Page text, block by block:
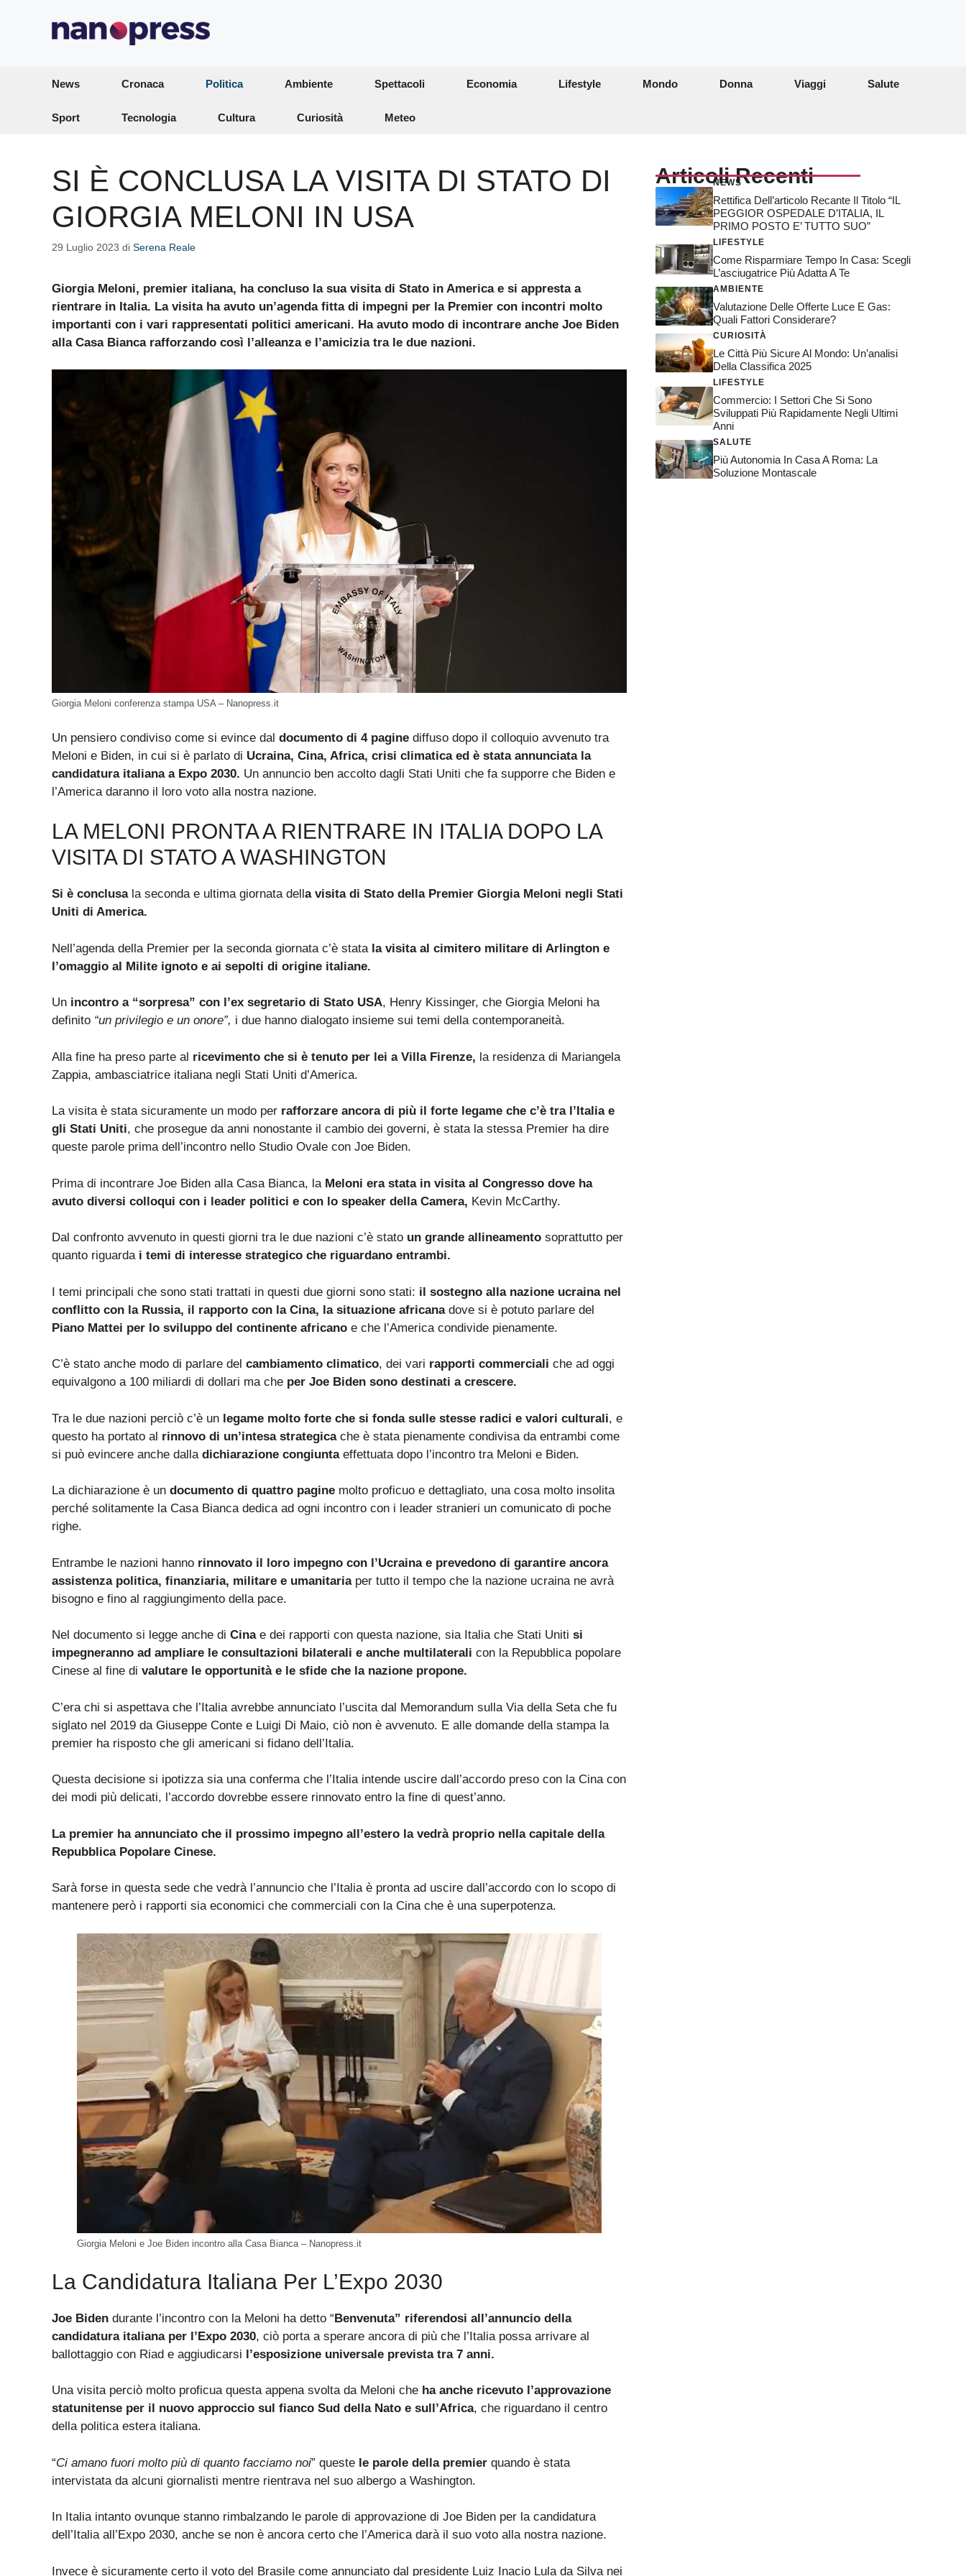
News Cronaca Politica Ambiente Spettacoli Economia Lifestyle Mondo Donna Viaggi Salute
Sport Tecnologia Cultura Curiosità Meteo
SI È CONCLUSA LA VISITA DI STATO DI
GIORGIA MELONI IN USA
29 Luglio 2023 di Serena Reale
Giorgia Meloni, premier italiana, ha concluso la sua visita di Stato in America e si appresta a
rientrare in Italia. La visita ha avuto un’agenda fitta di impegni per la Premier con incontri molto
importanti con i vari rappresentati politici americani. Ha avuto modo di incontrare anche Joe Biden
alla Casa Bianca rafforzando così l’alleanza e l’amicizia tra le due nazioni.
Giorgia Meloni conferenza stampa USA – Nanopress.it
Un pensiero condiviso come si evince dal documento di 4 pagine diffuso dopo il colloquio avvenuto tra
Meloni e Biden, in cui si è parlato di Ucraina, Cina, Africa, crisi climatica ed è stata annunciata la
candidatura italiana a Expo 2030. Un annuncio ben accolto dagli Stati Uniti che fa supporre che Biden e
l’America daranno il loro voto alla nostra nazione.
LA MELONI PRONTA A RIENTRARE IN ITALIA DOPO LA
VISITA DI STATO A WASHINGTON
Si è conclusala seconda e ultima giornata dell a visita di Stato della Premier Giorgia Meloni negli Stati
Uniti di America.
Nell’agenda della Premier per la seconda giornata c’è stata la visita al cimitero militare di Arlington e
l’omaggio al Milite ignoto e ai sepolti di origine italiane.
Un incontro a “sorpresa” con l’ex segretario di Stato USA, Henry Kissinger, che Giorgia Meloni ha
definito “un privilegio e un onore”, i due hanno dialogato insieme sui temi della contemporaneità.
Alla fine ha preso parte al ricevimento che si è tenuto per lei a Villa Firenze, la residenza di Mariangela
Zappia, ambasciatrice italiana negli Stati Uniti d’America.
La visita è stata sicuramente un modo per rafforzare ancora di più il forte legame che c’è tra l’Italia e
gli Stati Uniti, che prosegue da anni nonostante il cambio dei governi, è stata la stessa Premier ha dire
queste parole prima dell’incontro nello Studio Ovale con Joe Biden.
Prima di incontrare Joe Biden alla Casa Bianca, la Meloni era stata in visita al Congresso dove ha
avuto diversi colloqui con i leader politici e con lo speaker della Camera, Kevin McCarthy.
Dal confronto avvenuto in questi giorni tra le due nazioni c’è stato un grande allineamento soprattutto per
quanto riguarda i temi di interesse strategico che riguardano entrambi.
I temi principali che sono stati trattati in questi due giorni sono stati: il sostegno alla nazione ucraina nel
conflitto con la Russia, il rapporto con la Cina, la situazione africanadove si è potuto parlare del
Piano Mattei per lo sviluppo del continente africano e che l’America condivide pienamente.
C’è stato anche modo di parlare del cambiamento climatico, dei vari rapporti commerciali che ad oggi
equivalgono a 100 miliardi di dollari ma che per Joe Biden sono destinati a crescere.
Tra le due nazioni perciò c’è un legame molto forte che si fonda sulle stesse radici e valori culturali, e
questo ha portato al rinnovo di un’intesa strategicache è stata pienamente condivisa da entrambi come
si può evincere anche dalladichiarazione congiuntaeffettuata dopo l’incontro tra Meloni e Biden.
La dichiarazione è un documento di quattro pagine molto proficuo e dettagliato, una cosa molto insolita
perché solitamente la Casa Bianca dedica ad ogni incontro con i leader stranieri un comunicato di poche
righe.
Entrambe le nazioni hanno rinnovato il loro impegno con l’Ucraina e prevedono di garantire ancora
assistenza politica, finanziaria, militare e umanitariaper tutto il tempo che la nazione ucraina ne avrà
bisogno e fino al raggiungimento della pace.
Nel documento si legge anche di Cinae dei rapporti con questa nazione, sia Italia che Stati Uniti si
impegneranno ad ampliare le consultazioni bilaterali e anche multilaterali con la Repubblica popolare
Cinese al fine di valutare le opportunità e le sfide che la nazione propone.
C’era chi si aspettava che l’Italia avrebbe annunciato l’uscita dal Memorandum sulla Via della Seta che fu
siglato nel 2019 da Giuseppe Conte e Luigi Di Maio, ciò non è avvenuto. E alle domande della stampa la
premier ha risposto che gli americani si fidano dell’Italia.
Questa decisione si ipotizza sia una conferma che l’Italia intende uscire dall’accordo preso con la Cina con
dei modi più delicati, l’accordo dovrebbe essere rinnovato entro la fine di quest’anno.
La premier ha annunciato che il prossimo impegno all’estero la vedrà proprio nella capitale della
Repubblica Popolare Cinese.
Sarà forse in questa sede che vedrà l’annuncio che l’Italia è pronta ad uscire dall’accordo con lo scopo di
mantenere però i rapporti sia economici che commerciali con la Cina che è una superpotenza.
Giorgia Meloni e Joe Biden incontro alla Casa Bianca – Nanopress.it
La Candidatura Italiana Per L’Expo 2030
Joe Biden durante l’incontro con la Meloni ha detto “Benvenuta” riferendosi all’annuncio della
candidatura italiana per l’Expo 2030, ciò porta a sperare ancora di più che l’Italia possa arrivare al
ballottaggio con Riad e aggiudicarsi l’esposizione universale prevista tra 7 anni.
Una visita perciò molto proficua questa appena svolta da Meloni che ha anche ricevuto l’approvazione
statunitense per il nuovo approccio sul fianco Sud della Nato e sull’Africa, che riguardano il centro
della politica estera italiana.
“Ci amano fuori molto più di quanto facciamo noi” queste le parole della premier quando è stata
intervistata da alcuni giornalisti mentre rientrava nel suo albergo a Washington.
In Italia intanto ovunque stanno rimbalzando le parole di approvazione di Joe Biden per la candidatura
dell’Italia all’Expo 2030, anche se non è ancora certo che l’America darà il suo voto alla nostra nazione.
Invece è sicuramente certo il voto del Brasile come annunciato dal presidente Luiz Inacio Lula da Silva nei
Articoli Recenti
NEWS
Rettifica Dell’articolo Recante Il Titolo “IL
PEGGIOR OSPEDALE D’ITALIA, IL
PRIMO POSTO E’ TUTTO SUO”
LIFESTYLE
Come Risparmiare Tempo In Casa: Scegli
L’asciugatrice Più Adatta A Te
AMBIENTE
Valutazione Delle Offerte Luce E Gas:
Quali Fattori Considerare?
CURIOSITÀ
Le Città Più Sicure Al Mondo: Un’analisi
Della Classifica 2025
LIFESTYLE
Commercio: I Settori Che Si Sono
Sviluppati Più Rapidamente Negli Ultimi
Anni
SALUTE
Più Autonomia In Casa A Roma: La
Soluzione Montascale